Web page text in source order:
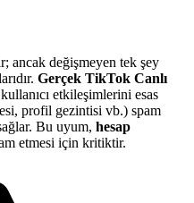
ancak değişmeyen tek şey
Gerçek TikTok Canlı
etkileşimlerini esas
profil gezintisi vb.) spam
Bu uyum, hesap
etmesi için kritiktir.